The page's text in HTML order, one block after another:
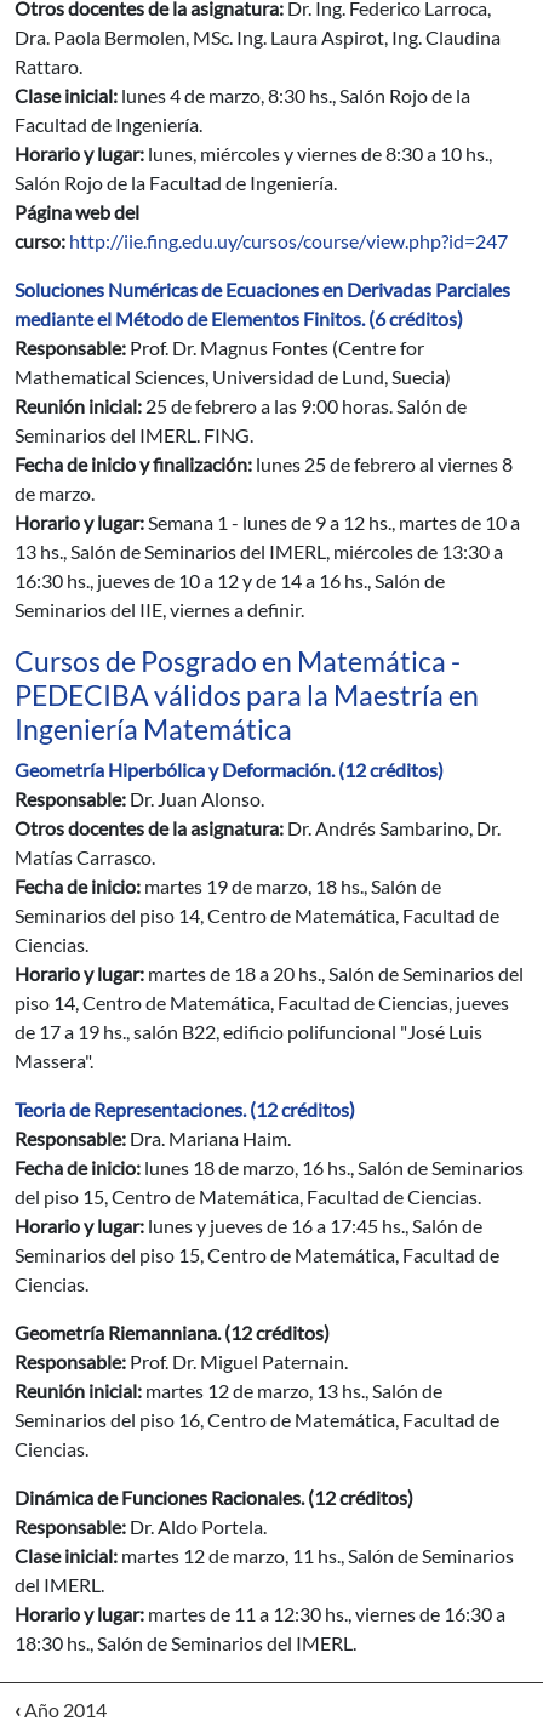
Otros docentes de la asignatura: Dr. Ing. Federico Larroca,
Dra. Paola Bermolen, MSc. Ing. Laura Aspirot, Ing. Claudina
Rattaro.
Clase inicial: lunes 4 de marzo, 8:30 hs., Salón Rojo de la
Facultad de Ingeniería.
Horario y lugar: lunes, miércoles y viernes de 8:30 a 10 hs.,
Salón Rojo de la Facultad de Ingeniería.
Página web del
curso: http://iie.fing.edu.uy/cursos/course/view.php?id=247
Soluciones Numéricas de Ecuaciones en Derivadas Parciales
mediante el Método de Elementos Finitos. (6 créditos)
Responsable: Prof. Dr. Magnus Fontes (Centre for
Mathematical Sciences, Universidad de Lund, Suecia)
Reunión inicial: 25 de febrero a las 9:00 horas. Salón de
Seminarios del IMERL. FING.
Fecha de inicio y finalización: lunes 25 de febrero al viernes 8
de marzo.
Horario y lugar:Semana 1 - lunes de 9 a 12 hs., martes de 10 a
13 hs., Salón de Seminarios del IMERL, miércoles de 13:30 a
16:30 hs., jueves de 10 a 12 y de 14 a 16 hs., Salón de
Seminarios del IIE, viernes a definir.
Cursos de Posgrado en Matemática -
PEDECIBA válidos para la Maestría en
Ingeniería Matemática
Geometría Hiperbólica y Deformación. (12 créditos)
Responsable: Dr. Juan Alonso.
Otros docentes de la asignatura: Dr. Andrés Sambarino, Dr.
Matías Carrasco.
Fecha de inicio: martes 19 de marzo, 18 hs., Salón de
Seminarios del piso 14, Centro de Matemática, Facultad de
Ciencias.
Horario y lugar: martes de 18 a 20 hs., Salón de Seminarios del
piso 14, Centro de Matemática, Facultad de Ciencias, jueves
de 17 a 19 hs., salón B22, edificio polifuncional "José Luis
Massera".
Teoria de Representaciones. (12 créditos)
Responsable: Dra. Mariana Haim.
Fecha de inicio: lunes 18 de marzo, 16 hs., Salón de Seminarios
del piso 15, Centro de Matemática, Facultad de Ciencias.
Horario y lugar: lunes y jueves de 16 a 17:45 hs., Salón de
Seminarios del piso 15, Centro de Matemática, Facultad de
Ciencias.
Geometría Riemanniana. (12 créditos)
Responsable: Prof. Dr. Miguel Paternain.
Reunión inicial: martes 12 de marzo, 13 hs., Salón de
Seminarios del piso 16, Centro de Matemática, Facultad de
Ciencias.
Dinámica de Funciones Racionales. (12 créditos)
Responsable: Dr. Aldo Portela.
Clase inicial: martes 12 de marzo, 11 hs., Salón de Seminarios
del IMERL.
Horario y lugar: martes de 11 a 12:30 hs., viernes de 16:30 a
18:30 hs., Salón de Seminarios del IMERL.
‹Año 2014